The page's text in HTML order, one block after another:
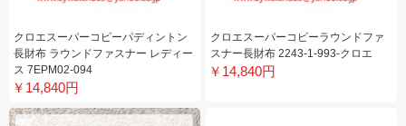
クロエスーパーコピーパディントン
長財布 ラウンドファスナー レディー
ス 7EPM02-094
￥14,840円
クロエスーパーコピーラウンドファ
スナー長財布 2243-1-993-クロエ
￥14,840円